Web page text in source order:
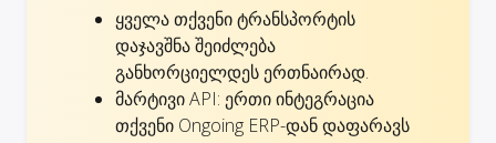
ყველა თქვენი ტრანსპორტის
დაჯავშნა შეიძლება
განხორციელდეს ერთნაირად.
მარტივი API: ერთი ინტეგრაცია
თქვენი Ongoing ERP-დან დაფარავს